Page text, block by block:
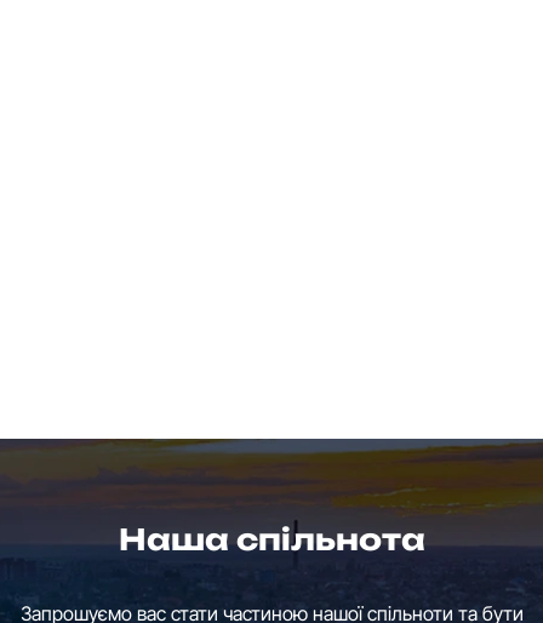
Наша спільнота
Запрошуємо вас стати частиною нашої спільноти та бути